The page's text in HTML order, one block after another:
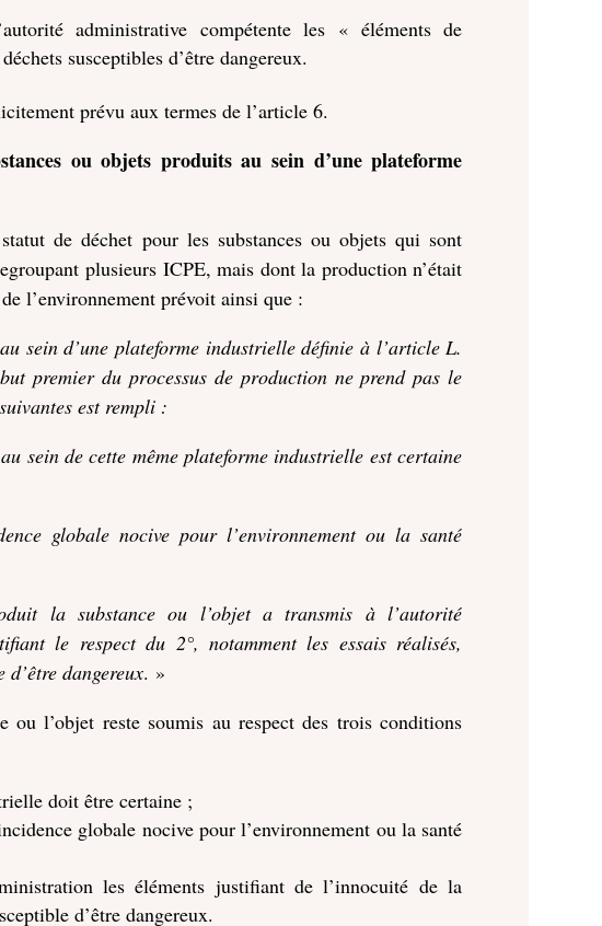
administrative compétente les « éléments de
susceptibles d’être dangereux.
prévu aux termes de l’article 6.
ou objets produits au sein d’une plateforme
de déchet pour les substances ou objets qui sont
plusieurs ICPE, mais dont la production n’était
l’environnement prévoit ainsi que :
sein d’une plateforme industrielle définie à l’article L.
premier du processus de production ne prend pas le
est rempli :
sein de cette même plateforme industrielle est certaine
globale nocive pour l’environnement ou la santé
la substance ou l’objet a transmis à l’autorité
le respect du 2°, notamment les essais réalisés,
dangereux. »
l’objet reste soumis au respect des trois conditions
doit être certaine ;
globale nocive pour l’environnement ou la santé
les éléments justifiant de l’innocuité de la
d’être dangereux.